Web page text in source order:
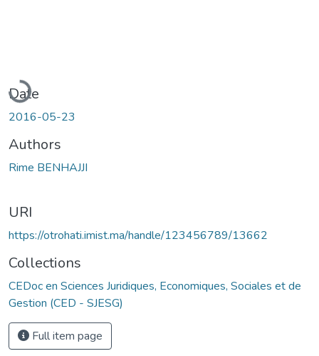
Loading...
Date
2016-05-23
Authors
Rime BENHAJJI
URI
https://otrohati.imist.ma/handle/123456789/13662
Collections
CEDoc en Sciences Juridiques, Economiques, Sociales et de
Gestion (CED - SJESG)
Full item page